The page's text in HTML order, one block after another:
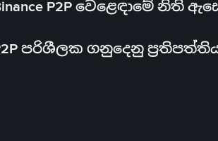
P2P වෙළෙඳාමේ නිති
පරිශීලක ගනුදෙනු